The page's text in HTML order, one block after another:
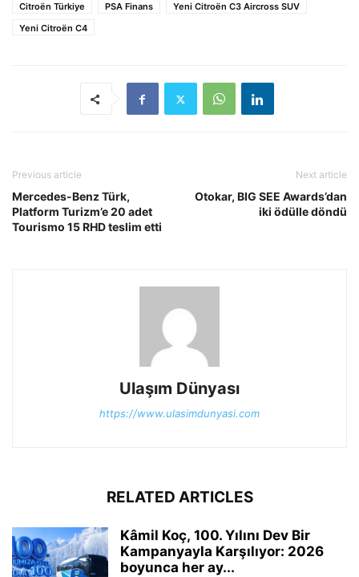
Citroën Türkiye
PSA Finans
Yeni Citroën C3 Aircross SUV
Yeni Citroën C4
Previous article
Mercedes-Benz Türk,
Platform Turizm’e 20 adet
Tourismo 15 RHD teslim etti
Next article
Otokar, BIG SEE Awards’dan
iki ödülle döndü
Ulaşım Dünyası
https://www.ulasimdunyasi.com
RELATED ARTICLES
Kâmil Koç, 100. Yılını Dev Bir
Kampanyayla Karşılıyor: 2026
boyunca her ay...